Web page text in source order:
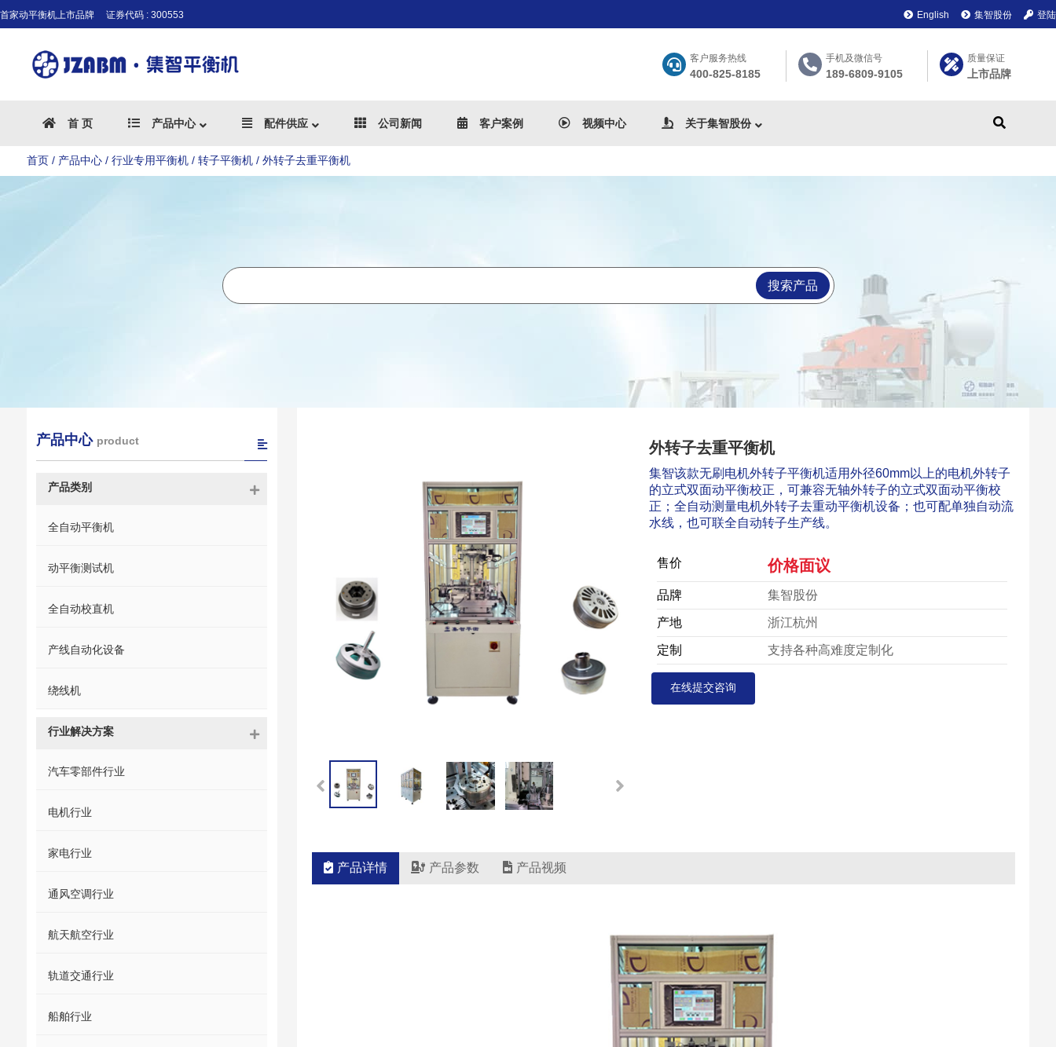
首家动平衡机上市品牌 证券代码 : 300553 English 集智股份 登陆
客户服务热线
400-825-8185
手机及微信号
189-6809-9105
质量保证
上市品牌
首 页 产品中心 配件供应 公司新闻 客户案例 视频中心 关于集智股份
首页/ 产品中心/ 行业专用平衡机/ 转子平衡机/ 外转子去重平衡机
搜索产品
外转子去重平衡机
集智该款无刷电机外转子平衡机适用外径60mm以上的电机外转子
的立式双面动平衡校正，可兼容无轴外转子的立式双面动平衡校
正；全自动测量电机外转子去重动平衡机设备；也可配单独自动流
水线，也可联全自动转子生产线。
售价 价格面议
品牌 集智股份
产地 浙江杭州
定制 支持各种高难度定制化
在线提交咨询
产品详情 产品参数 产品视频
产品中心 product
产品类别
全自动平衡机
动平衡测试机
全自动校直机
产线自动化设备
绕线机
行业解决方案
汽车零部件行业
电机行业
家电行业
通风空调行业
航天航空行业
轨道交通行业
船舶行业